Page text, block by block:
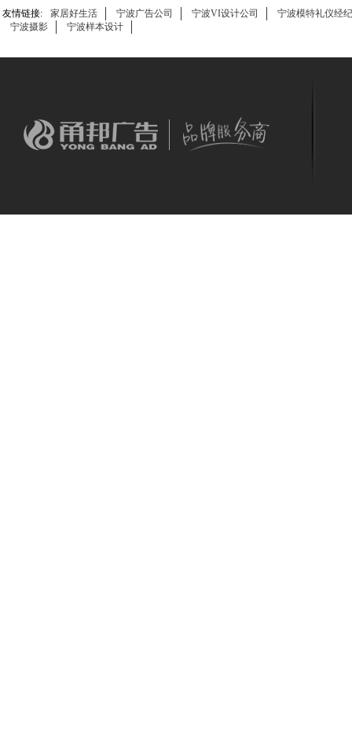
字，是一个寓教于乐的好办法。而且背带磁力，还
可以当冰箱贴，特别的实用。
友情链接: 家居好生活 宁波广告公司 宁波VI设计公司
宁波模特礼仪经
宁波摄影
宁波样本设计